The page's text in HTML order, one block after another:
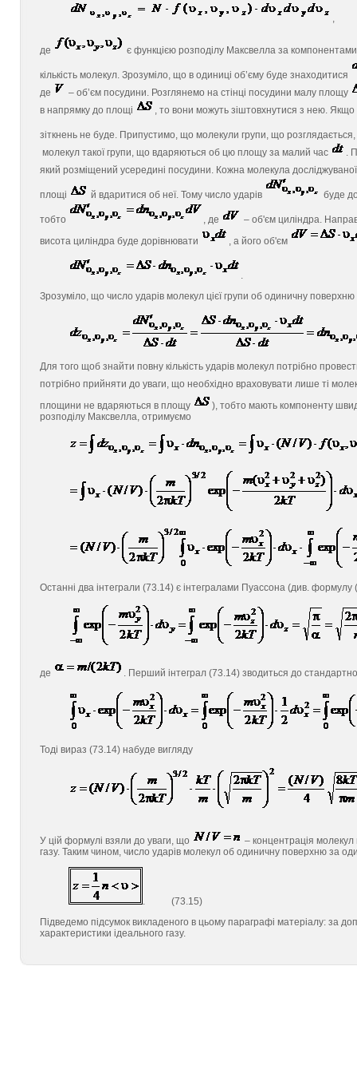
,
де є функцією розподілу Максвелла за
кількість молекул. Зрозуміло, що в одиниці об’єму буде знаходитися
де
– об’єм посудини. Розглянемо на стінці посудини малу площу
в напрямку до площі
, то вони можуть зіштовхнутися з нею.
зіткнень не буде. Припустимо, що молекули групи, що
молекул такої групи, що вдаряються об цю площу за малий час
.
який розміщений усередині посудини. Кожна молекула
площі й вдаритися об неї. Тому число ударів буде
тобто , де
– об'єм циліндра.
висота циліндра буде дорівнювати
, а його об'єм
.
Зрозуміло, що число ударів молекул цієї групи об одиничну
Для того щоб знайти повну кількість ударів молекул потрібно
потрібно прийняти до уваги, що необхідно враховувати лише ті
площини не вдаряються в площу
), тобто мають компоненту
розподілу Максвелла, отримуємо
Останні два інтеграли (73.14) є інтегралами Пуассона (див. формулу
де . Перший інтеграл (73.14) зводиться до
Тоді вираз (73.14) набуде вигляду
У цій формулі взяли до уваги, що
– концентрація молекул
газу. Таким чином, число ударів молекул об одиничну поверхню за
. (73.15)
Підведемо підсумок викладеного в цьому параграфі матеріалу: за
характеристики ідеального газу.